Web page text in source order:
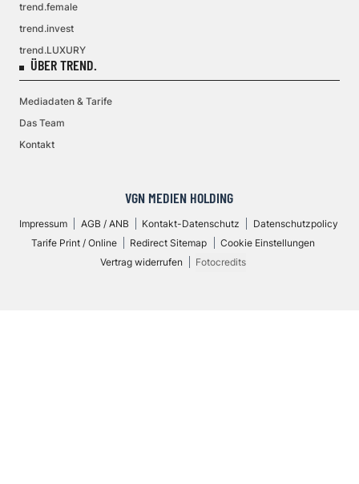
trend.female
trend.invest
trend.LUXURY
ÜBER TREND.
Mediadaten & Tarife
Das Team
Kontakt
VGN MEDIEN HOLDING
Impressum AGB / ANB Kontakt-Datenschutz
Datenschutzpolicy
Tarife Print / Online
Redirect Sitemap
Cookie Einstellungen
Vertrag widerrufen
Fotocredits